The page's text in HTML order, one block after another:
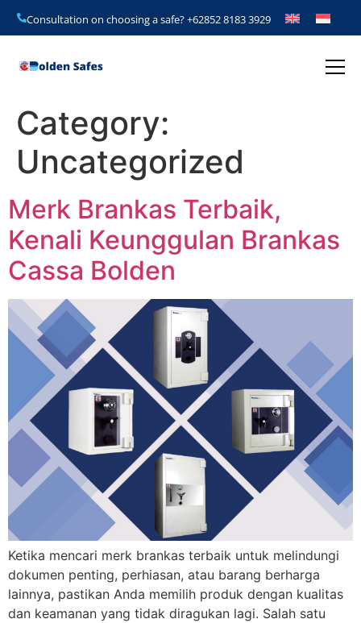
Consultation on choosing a safe?+62852 8183 3929
Category:
Uncategorized
Merk Brankas Terbaik,
Kenali Keunggulan Brankas
Cassa Bolden
Ketika mencari merk brankas terbaik untuk melindungi
dokumen penting, perhiasan, atau barang berharga
lainnya, pastikan Anda memilih produk dengan kualitas
dan keamanan yang tidak diragukan lagi. Salah satu